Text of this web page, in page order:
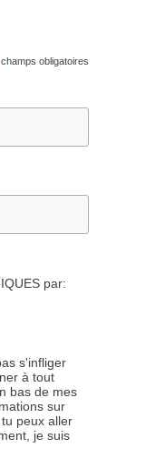
champs obligatoires
par:
s'infliger
à tout
bas de mes
sur
peux aller
je suis